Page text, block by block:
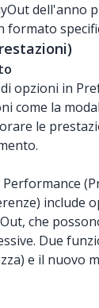
dell'anno
formato
opzioni in
come la
le
include
che
Due
e il nuovo